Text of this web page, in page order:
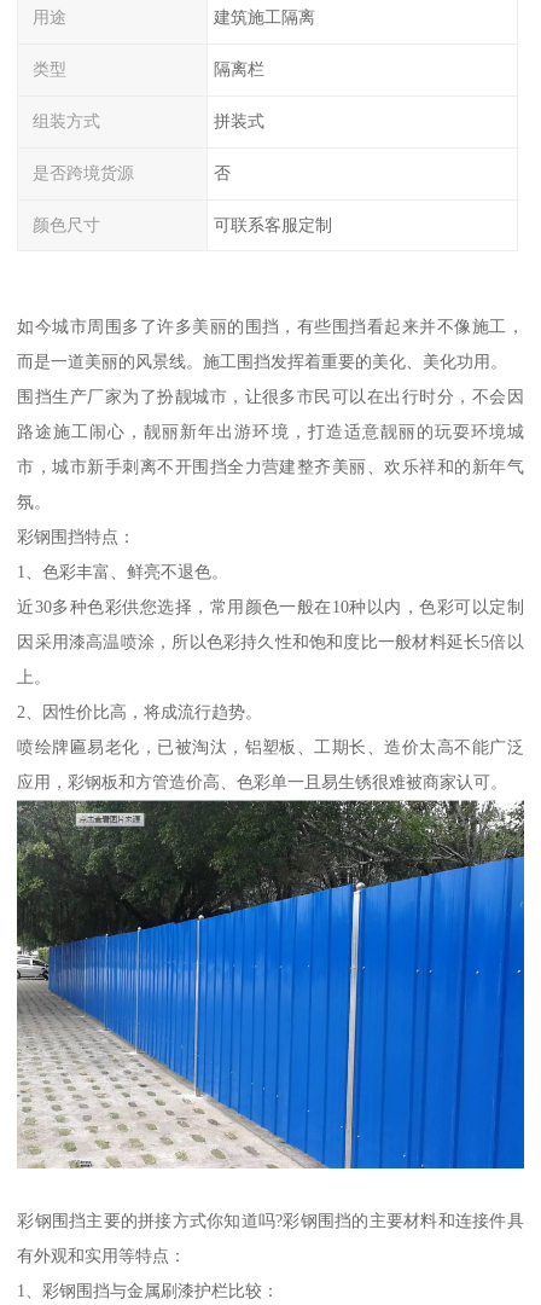
用途 建筑施工隔离
类型 隔离栏
组装方式 拼装式
是否跨境货源 否
颜色尺寸 可联系客服定制
如今城市周围多了许多美丽的围挡，有些围挡看起来并不像施工，
而是一道美丽的风景线。施工围挡发挥着重要的美化、美化功用。
围挡生产厂家为了扮靓城市，让很多市民可以在出行时分，不会因
路途施工闹心，靓丽新年出游环境，打造适意靓丽的玩耍环境城
市，城市新手刺离不开围挡全力营建整齐美丽、欢乐祥和的新年气
氛。
彩钢围挡特点：
1、色彩丰富、鲜亮不退色。
近30多种色彩供您选择，常用颜色一般在10种以内，色彩可以定制
因采用漆高温喷涂，所以色彩持久性和饱和度比一般材料延长5倍以
上。
2、因性价比高，将成流行趋势。
喷绘牌匾易老化，已被淘汰，铝塑板、工期长、造价太高不能广泛
应用，彩钢板和方管造价高、色彩单一且易生锈很难被商家认可。
彩钢围挡主要的拼接方式你知道吗?彩钢围挡的主要材料和连接件具
有外观和实用等特点：
1、彩钢围挡与金属刷漆护栏比较：